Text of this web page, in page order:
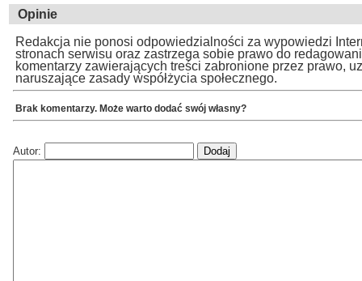
Opinie
Redakcja nie ponosi odpowiedzialności za wypowiedzi
stronach serwisu oraz zastrzega sobie prawo do
komentarzy zawierających treści zabronione przez prawo,
naruszające zasady współżycia społecznego.
Brak komentarzy. Może warto dodać swój własny?
Autor: